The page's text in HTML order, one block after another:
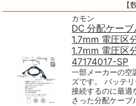
カモン
DC 分配ケー
1.7mm 電圧区
1.7mm 電圧
47174017-SP
一部メーカーの空
ズです。 バッテ
接続するのに最適
さった分配ケーブ